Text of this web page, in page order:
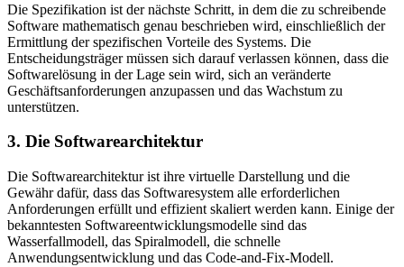
Die Spezifikation ist der nächste Schritt, in dem die zu schreibende
Software mathematisch genau beschrieben wird, einschließlich der
Ermittlung der spezifischen Vorteile des Systems. Die
Entscheidungsträger müssen sich darauf verlassen können, dass die
Softwarelösung in der Lage sein wird, sich an veränderte
Geschäftsanforderungen anzupassen und das Wachstum zu
unterstützen.
3. Die Softwarearchitektur
Die Softwarearchitektur ist ihre virtuelle Darstellung und die
Gewähr dafür, dass das Softwaresystem alle erforderlichen
Anforderungen erfüllt und effizient skaliert werden kann. Einige der
bekanntesten Softwareentwicklungsmodelle sind das
Wasserfallmodell, das Spiralmodell, die schnelle
Anwendungsentwicklung und das Code-and-Fix-Modell.